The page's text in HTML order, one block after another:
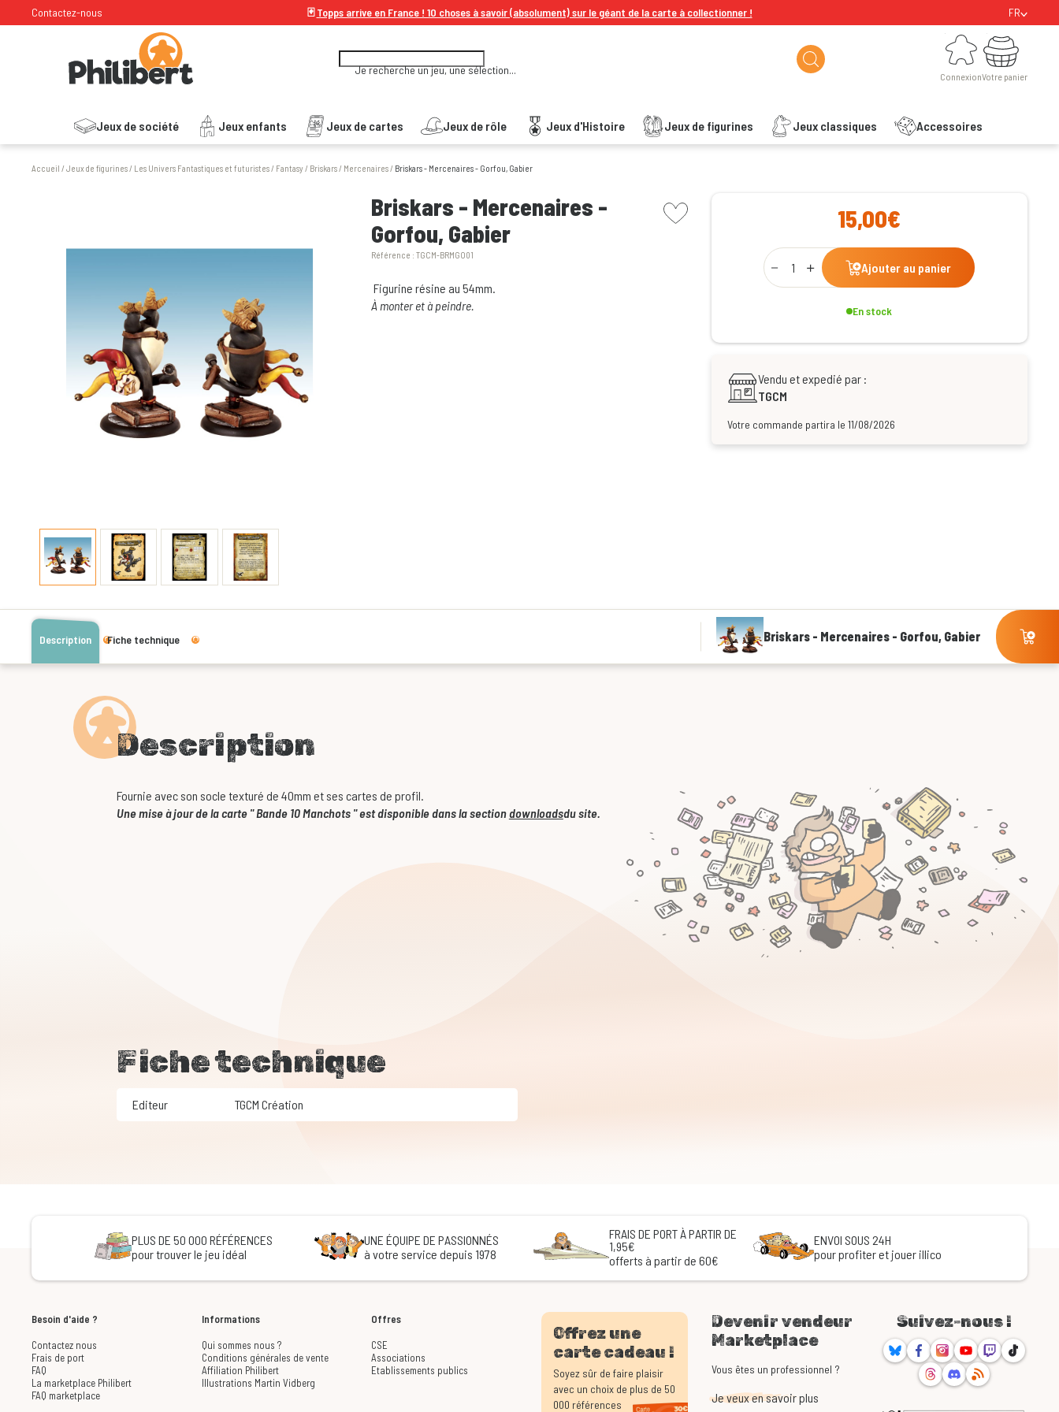
Contactez-nous 🃏Topps arrive en France ! 10 choses à savoir (absolument) sur le géant de la carte à collectionner ! FR
Je recherche un jeu, une sélection...
Connexion
Connexion
Jeux de société Jeux enfants Jeux de cartes Jeux de rôle Jeux d'Histoire Jeux de figurines Jeux classiques Accessoires
Votre panier
Votre panier
Accueil /Jeux de figurines/ Les Univers Fantastiques et futuristes/ Fantasy/ Briskars/ Mercenaires/ Briskars - Mercenaires - Gorfou, Gabier
Briskars - Mercenaires -
Gorfou, Gabier
Référence :TGCM-BRMGO01
picto wishlist
Figurine résine au 54mm.
À monter et à peindre.
15,00€
Qty
Ajouter au panier
En stock
Vendu et expedié par :
TGCM
Votre commande partira le 11/08/2026
Description Fiche technique Briskars - Mercenaires - Gorfou, Gabier
Description
Fournie avec son socle texturé de 40mm et ses cartes de profil.
Une mise à jour de la carte " Bande 10 Manchots " est disponible dans la sectiondownloadsdu site.
Fiche technique
Editeur TGCM Création
PLUS DE 50 000 RÉFÉRENCES
pour trouver le jeu idéal
UNE ÉQUIPE DE PASSIONNÉS
à votre service depuis 1978
FRAIS DE PORT À PARTIR DE
1,95€
offerts à partir de 60€
ENVOI SOUS 24H
pour profiter et jouer illico
Besoin d'aide ?
Contactez nous
Frais de port
FAQ
La marketplace Philibert
FAQ marketplace
Informations
Qui sommes nous ?
Conditions générales de vente
Affiliation Philibert
Illustrations Martin Vidberg
Offres
CSE
Associations
Etablissements publics
Offrez une
carte cadeau !
Soyez sûr de faire plaisir
avec un choix de plus de 50
000 références
Devenir vendeur
Marketplace
Vous êtes un professionnel ?
Je veux en savoir plus
Suivez-nous !
BlueskyFacebookInstagram
YoutubeTwitchTikTok
ThreadsDiscord
RSS